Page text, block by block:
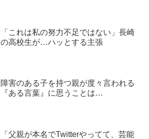
「これは私の努力不足ではない」長崎
の高校生が…ハッとする主張
障害のある子を持つ親が度々言われる
『ある言葉』に思うことは…
「父親が本名でTwitterやってて、芸能